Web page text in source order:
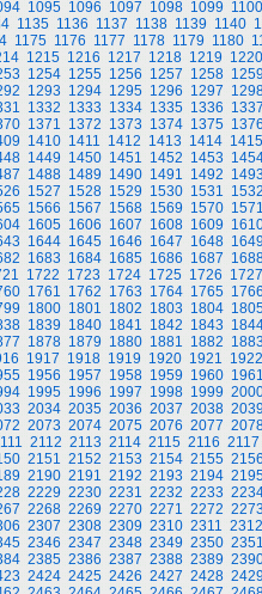
1095 1096 1097 1098 1099 1100
1135 1136 1137 1138 1139 1140
1175 1176 1177 1178 1179 1180
1215 1216 1217 1218 1219 1220
1254 1255 1256 1257 1258
1293 1294 1295 1296 1297
1332 1333 1334 1335 1336
1371 1372 1373 1374 1375
1410 1411 1412 1413 1414 1415
1449 1450 1451 1452 1453
1488 1489 1490 1491 1492 1493
1527 1528 1529 1530 1531 1532
1566 1567 1568 1569 1570 1571
1605 1606 1607 1608 1609
1644 1645 1646 1647 1648 1649
1683 1684 1685 1686 1687
1722 1723 1724 1725 1726 1727
1761 1762 1763 1764 1765 1766
1800 1801 1802 1803 1804
1839 1840 1841 1842 1843
1878 1879 1880 1881 1882 1883
1917 1918 1919 1920 1921 1922
1956 1957 1958 1959 1960
1995 1996 1997 1998 1999
2034 2035 2036 2037 2038 2039
2073 2074 2075 2076 2077
2112 2113 2114 2115 2116 2117
2151 2152 2153 2154 2155 2156
2190 2191 2192 2193 2194
2229 2230 2231 2232 2233
2268 2269 2270 2271 2272
2307 2308 2309 2310 2311 2312
2346 2347 2348 2349 2350
2385 2386 2387 2388 2389
2424 2425 2426 2427 2428